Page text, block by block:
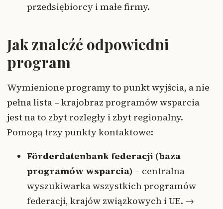
przedsiębiorcy i małe firmy.
Jak znaleźć odpowiedni
program
Wymienione programy to punkt wyjścia, a nie
pełna lista – krajobraz programów wsparcia
jest na to zbyt rozległy i zbyt regionalny.
Pomogą trzy punkty kontaktowe:
Förderdatenbank federacji (baza
programów wsparcia) – centralna
wyszukiwarka wszystkich programów
federacji, krajów związkowych i UE. →